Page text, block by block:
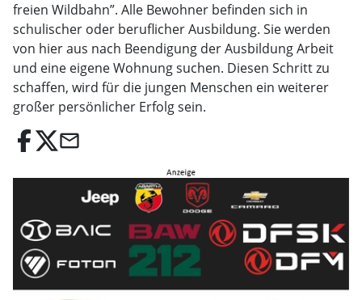
freien Wildbahn”. Alle Bewohner befinden sich in
schulischer oder beruflicher Ausbildung. Sie werden
von hier aus nach Beendigung der Ausbildung Arbeit
und eine eigene Wohnung suchen. Diesen Schritt zu
schaffen, wird für die jungen Menschen ein weiterer
großer persönli­cher Erfolg sein.
email